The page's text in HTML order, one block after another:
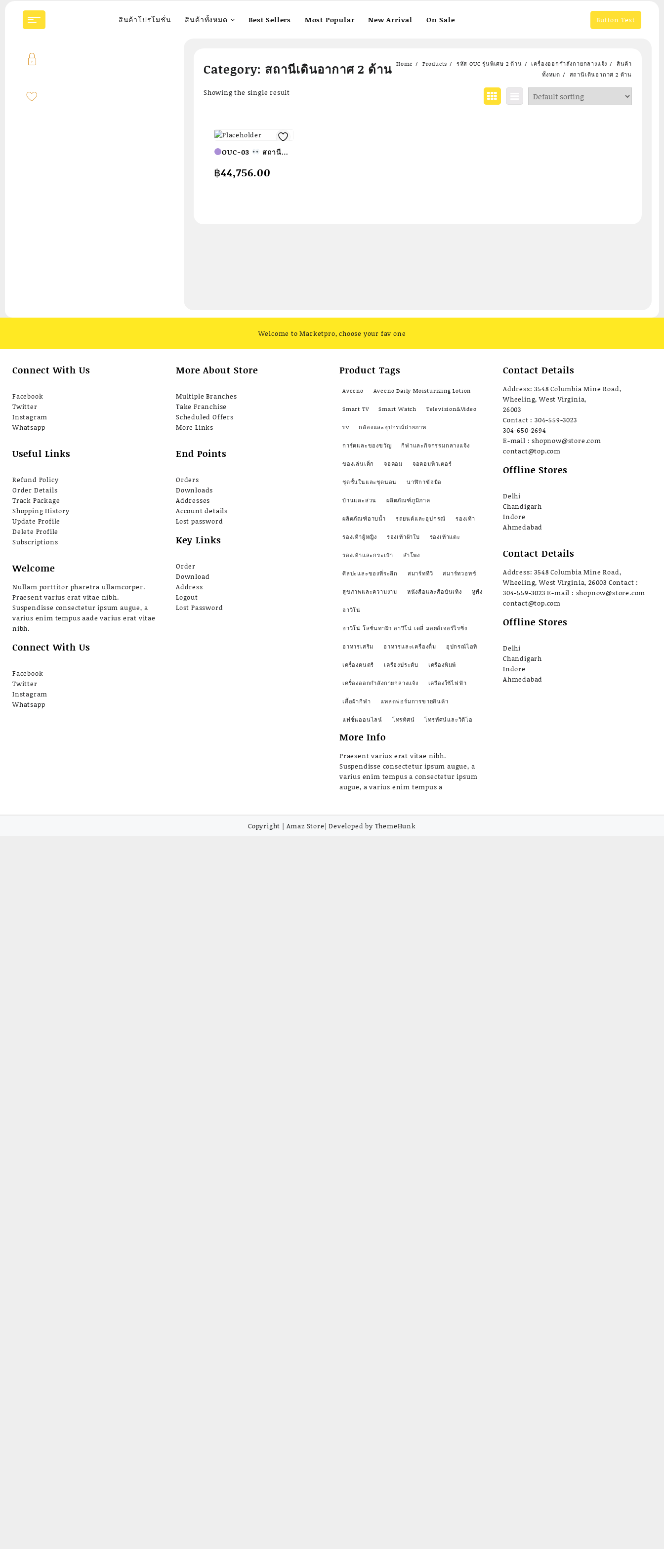
content
สินค้าโปรโมชั่น สินค้าทั้งหมด Best Sellers Most Popular New Arrival On Sale Button Text
Category: สถานีเดินอากาศ 2 ด้าน Home Products รหัส OUC รุ่นพิเศษ 2 ด้าน เครื่องออกกำลังกายกลางแจ้ง
สินค้า
ทั้งหมด
สถานีเดินอากาศ 2 ด้าน
Showing the single result
OUC-03
สถานี
(พร้อมป้ายคู่มือ)
฿44,756.00
Welcome to Marketpro, choose your fav one
Connect With Us
Facebook
Twitter
Instagram
Whatsapp
Useful Links
Refund Policy
Order Details
Track Package
Shopping History
Update Profile
Delete Profile
Subscriptions
Welcome
Nullam porttitor pharetra ullamcorper.
Praesent varius erat vitae nibh.
Suspendisse consectetur ipsum augue, a
varius enim tempus aade varius erat vitae
nibh.
Connect With Us
Facebook
Twitter
Instagram
Whatsapp
More About Store
Multiple Branches
Take Franchise
Scheduled Offers
More Links
End Points
Orders
Downloads
Addresses
Account details
Lost password
Key Links
Order
Download
Address
Logout
Lost Password
Product Tags
Aveeno Aveeno Daily Moisturizing Lotion
Smart TV Smart Watch Television&Video
TV กล้องและอุปกรณ์ถ่ายภาพ
การ์ดและของขวัญ กีฬาและกิจกรรมกลางแจ้ง
ของเล่นเด็ก จอคอม จอคอมพิวเตอร์
ชุดชั้นในและชุดนอน นาฬิกาข้อมือ
บ้านและสวน ผลิตภัณฑ์ภูมิภาค
ผลิตภัณฑ์อาบน้ำ รถยนต์และอุปกรณ์ รองเท้า
รองเท้าผู้หญิง รองเท้าผ้าใบ รองเท้าแตะ
รองเท้าและกระเป๋า ลำโพง
ศิลปะและของที่ระลึก สมาร์ททีวี สมาร์ทวอทช์
สุขภาพและความงาม หนังสือและสื่อบันเทิง หูฟัง
อาวีโน่
อาวีโน่ โลชั่นทาผิว อาวีโน่ เดลี่ มอยส์เจอร์ไรซิ่ง
อาหารเสริม อาหารและเครื่องดื่ม อุปกรณ์ไอที
เครื่องดนตรี เครื่องประดับ เครื่องพิมพ์
เครื่องออกกำลังกายกลางแจ้ง เครื่องใช้ไฟฟ้า
เสื้อผ้ากีฬา แพลตฟอร์มการขายสินค้า
แฟชั่นออนไลน์ โทรทัศน์ โทรทัศน์และวิดีโอ
More Info
Praesent varius erat vitae nibh.
Suspendisse consectetur ipsum augue, a
varius enim tempus a consectetur ipsum
augue, a varius enim tempus a
Contact Details
Address: 3548 Columbia Mine Road,
Wheeling, West Virginia,
26003
Contact : 304-559-3023
304-650-2694
E-mail : shopnow@store.com
contact@top.com
Offline Stores
Delhi
Chandigarh
Indore
Ahmedabad
Contact Details
Address: 3548 Columbia Mine Road,
Wheeling, West Virginia, 26003 Contact :
304-559-3023 E-mail : shopnow@store.com
contact@top.com
Offline Stores
Delhi
Chandigarh
Indore
Ahmedabad
Copyright | Amaz Store| Developed by ThemeHunk